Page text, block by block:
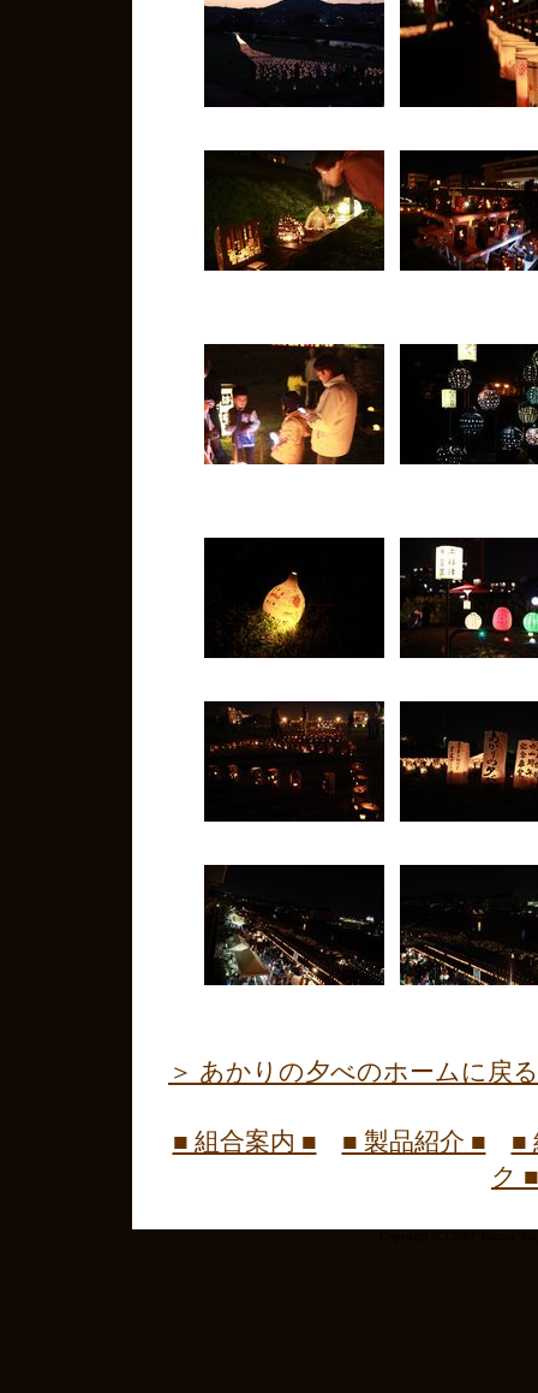
＞ あかりの夕べのホームに戻
■ 組合案内 ■ ■ 製品紹介 ■
■
ク ■